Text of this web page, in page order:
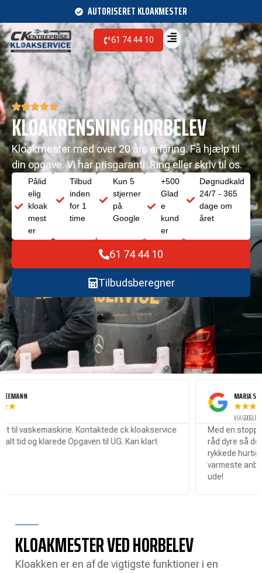
AUTORISERET KLOAKMESTER
61 74 44 10
KLOAKRENSNING HORBELEV
Kloakmester med over 20 års erfaring. Få hjælp til
din opgave. Vi har prisgaranti. Ring eller skriv til os.
Pålid
elig
kloak
mest
er
Tilbud
inden
for 1
time
Kun 5
stjerner
på
Google
+500
Glad
e
kund
er
Døgnudkald
24/7 - 365
dage om
året
61 74 44 10
Tilbudsberegner
Kontaktede ck kloakservice
og klarede Opgaven til UG. Kan klart
MARIA SØRENSEN
★★ ★★★
VIA GOOGLE
Med en stoppet
råd dyre så det var
rykkede hurtigt ud
varmeste
KLOAKMESTER VED HORBELEV
Kloakken er en af de vigtigste funktioner i en